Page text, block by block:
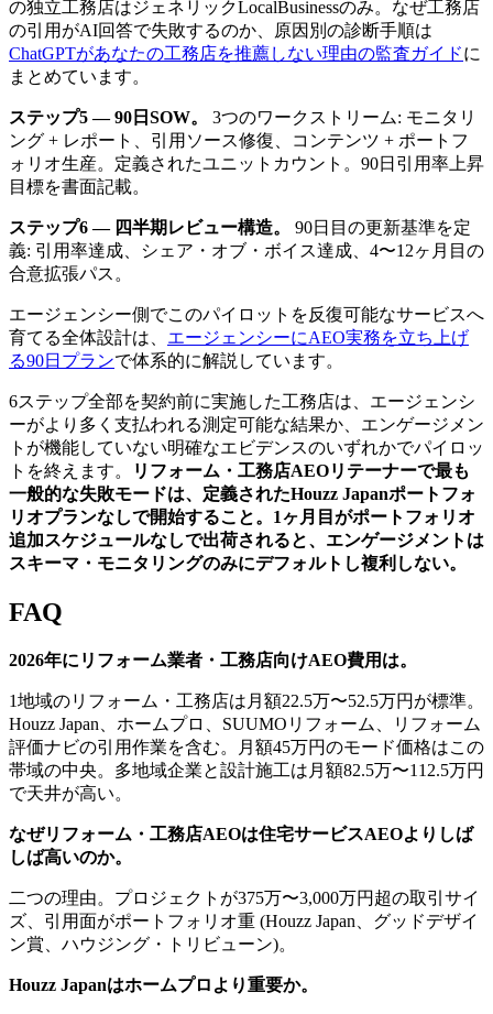
の独立工務店はジェネリックLocalBusinessのみ。なぜ工務店
の引用がAI回答で失敗するのか、原因別の診断手順は
ChatGPTがあなたの工務店を推薦しない理由の監査ガイドに
まとめています。
ステップ5 — 90日SOW。
3つのワークストリーム: モニタリ
ング + レポート、引用ソース修復、コンテンツ + ポートフ
ォリオ生産。定義されたユニットカウント。90日引用率上昇
目標を書面記載。
ステップ6 — 四半期レビュー構造。
90日目の更新基準を定
義: 引用率達成、シェア・オブ・ボイス達成、4〜12ヶ月目の
合意拡張パス。
エージェンシー側でこのパイロットを反復可能なサービスへ
育てる全体設計は、 エージェンシーにAEO実務を立ち上げ
る90日プランで体系的に解説しています。
6ステップ全部を契約前に実施した工務店は、エージェンシ
ーがより多く支払われる測定可能な結果か、エンゲージメン
トが機能していない明確なエビデンスのいずれかでパイロッ
トを終えます。
リフォーム・工務店AEOリテーナーで最も
一般的な失敗モードは、定義されたHouzz Japanポートフォ
リオプランなしで開始すること。1ヶ月目がポートフォリオ
追加スケジュールなしで出荷されると、エンゲージメントは
スキーマ・モニタリングのみにデフォルトし複利しない。
FAQ
2026年にリフォーム業者・工務店向けAEO費用は。
1地域のリフォーム・工務店は月額22.5万〜52.5万円が標準。
Houzz Japan、ホームプロ、SUUMOリフォーム、リフォーム
評価ナビの引用作業を含む。月額45万円のモード価格はこの
帯域の中央。多地域企業と設計施工は月額82.5万〜112.5万円
で天井が高い。
なぜリフォーム・工務店AEOは住宅サービスAEOよりしば
しば高いのか。
二つの理由。プロジェクトが375万〜3,000万円超の取引サイ
ズ、引用面がポートフォリオ重 (Houzz Japan、グッドデザイ
ン賞、ハウジング・トリビューン)。
Houzz Japanはホームプロより重要か。